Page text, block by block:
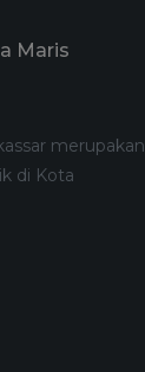
Maris
merupakan
di Kota